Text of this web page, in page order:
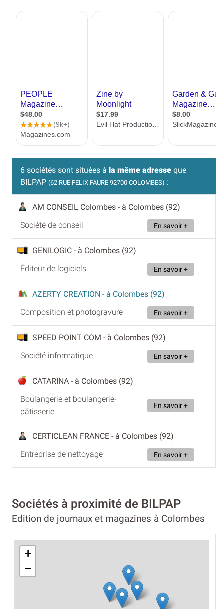
6 sociétés sont situées à la même adresse que
BILPAP (62 RUE FELIX FAURE 92700 COLOMBES) :
AM CONSEIL Colombes - à Colombes (92)
Société de conseil
En savoir +
GENILOGIC - à Colombes (92)
Éditeur de logiciels
En savoir +
AZERTY CREATION - à Colombes (92)
Composition et photogravure
En savoir +
SPEED POINT COM - à Colombes (92)
Société informatique
En savoir +
CATARINA - à Colombes (92)
Boulangerie et boulangerie-
pâtisserie
En savoir +
CERTICLEAN FRANCE - à Colombes (92)
Entreprise de nettoyage
En savoir +
Sociétés à proximité de BILPAP
Edition de journaux et magazines à Colombes
+
−